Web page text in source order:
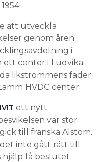
att utveckla
genom åren.
i
ett center i Ludvika
likströmmens fader
HVDC center.
ett nytt
var stor
till franska Alstom.
inte gått rätt till
hjälp få beslutet